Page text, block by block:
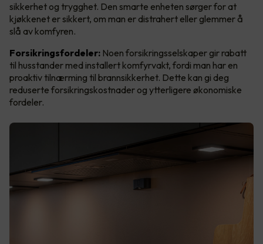
sikkerhet og trygghet. Den smarte enheten sørger for at
kjøkkenet er sikkert, om man er distrahert eller glemmer å
slå av komfyren.
Forsikringsfordeler: Noen forsikringsselskaper gir rabatt
til husstander med installert komfyrvakt, fordi man har en
proaktiv tilnærming til brannsikkerhet. Dette kan gi deg
reduserte forsikringskostnader og ytterligere økonomiske
fordeler.